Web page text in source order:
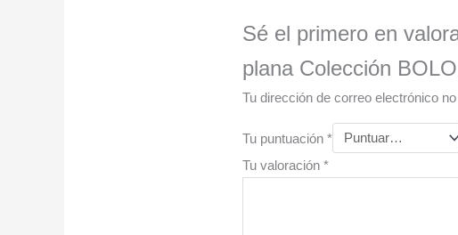
Sé el primero en
plana Colección
Tu dirección de correo electrónico
Tu puntuación*
Tu valoración*